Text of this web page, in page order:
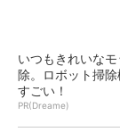
いつもきれいな
除。ロボット掃
すごい！
PR(Dreame)